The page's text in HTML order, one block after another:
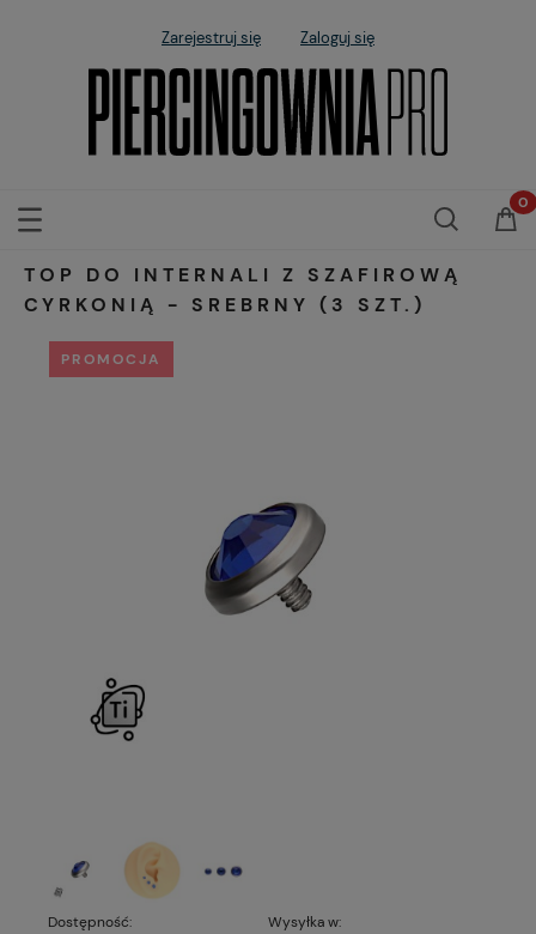
Zarejestruj się Zaloguj się
TOP DO INTERNALI Z SZAFIROWĄ
CYRKONIĄ - SREBRNY (3 SZT.)
PROMOCJA
Dostępność:
Wysyłka w: